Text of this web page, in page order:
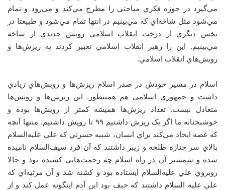
مي‌گيرد در حوزه فکري مباحثي را مطرح مي‌کند و مي‌رود و تمام
مي‌شود مثل شاخه‌اي که مي‌بينيم در انتها تمام مي‌شود و طبيعتا در
بخش ديگري از درخت انقلاب اسلامي رويش جديدي از شاخه
مي‌بينيم. اين را رهبر انقلاب اسلامي تعبير کردند به ريزش‌ها و
رويش‌هاي انقلاب اسلامي.
اسلام در مسير خودش در صدر اسلام ريزش‌ها و رويش‌هاي زيادي
داشت و جمهوري اسلامي هم همينطور. اين ريزش‌ها و رويش‌ها
متعادل نيست. تعداد ريزش‌ها هميشه کمتر از رويش‌ها بوده و
خوشبختانه ما اگر يک ريزش داشتيم ۹۹ تا رويش داشتيم. منتها آنچه
که غصه ايجاد مي‌کند براي انسان، شبيه حسرتي که علي عليه‌السلام
بالاي سر جنازه طلحه و زيبر داشتند که آن فرد سيف‌السلام ناميده
شده و شمشير آن در راه اسلام چه زحمت‌هايي کشيده بود و حالا
روبروي علي عليه‌السلام ايستاده بود و کشته شد و آن مرثيه‌اي که
علي عليه السلام داشتند که حيف بود اين آدم اينگونه عمل کند و از